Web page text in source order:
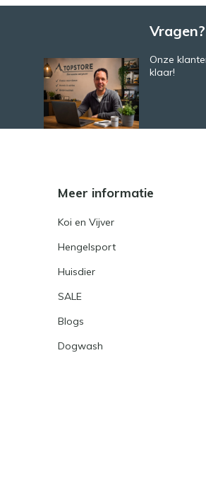
Vragen?
Onze
klaar!
Meer informatie
Koi en Vijver
Hengelsport
Huisdier
SALE
Blogs
Dogwash